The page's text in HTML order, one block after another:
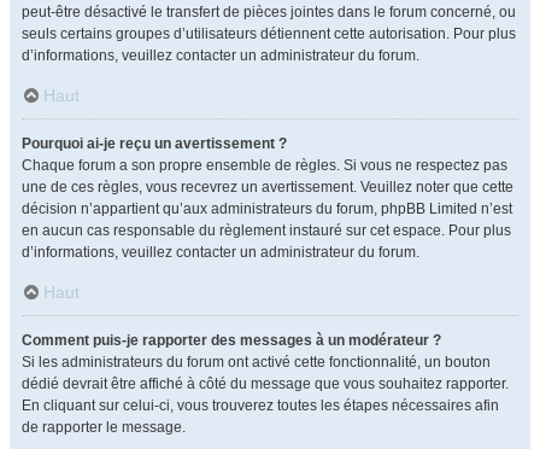
peut-être désactivé le transfert de pièces jointes dans le forum concerné, ou
seuls certains groupes d’utilisateurs détiennent cette autorisation. Pour plus
d’informations, veuillez contacter un administrateur du forum.
Haut
Pourquoi ai-je reçu un avertissement ?
Chaque forum a son propre ensemble de règles. Si vous ne respectez pas
une de ces règles, vous recevrez un avertissement. Veuillez noter que cette
décision n’appartient qu’aux administrateurs du forum, phpBB Limited n’est
en aucun cas responsable du règlement instauré sur cet espace. Pour plus
d’informations, veuillez contacter un administrateur du forum.
Haut
Comment puis-je rapporter des messages à un modérateur ?
Si les administrateurs du forum ont activé cette fonctionnalité, un bouton
dédié devrait être affiché à côté du message que vous souhaitez rapporter.
En cliquant sur celui-ci, vous trouverez toutes les étapes nécessaires afin
de rapporter le message.